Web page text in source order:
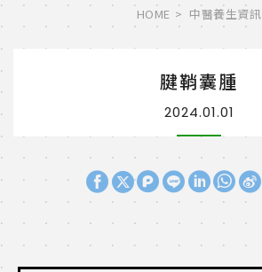
HOME 中醫養生資訊
腱鞘囊腫
2024.01.01
W